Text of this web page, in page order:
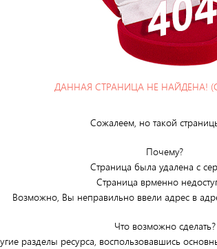
ДАННАЯ СТРАНИЦА НЕ НАЙДЕНА!
Сожалеем, но такой
Почему?
Страница была удалена с
Страница врменно
Возможно, Вы неправильно ввели адрес в
Что возможно сделать?
разделы ресурса, воспользовавшись